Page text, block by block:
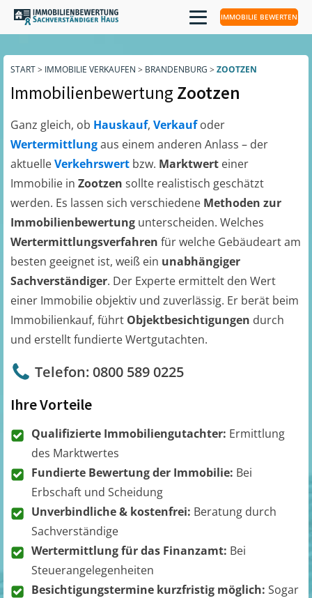
IMMOBILIE BEWERTEN
START> IMMOBILIE VERKAUFEN > BRANDENBURG > ZOOTZEN
ImmobilienbewertungZootzen
Ganz gleich, ob Hauskauf, Verkaufoder
Wertermittlungaus einem anderen Anlass – der
aktuelleVerkehrswert bzw. Marktwert einer
Immobilie in Zootzen sollte realistisch geschätzt
werden. Es lassen sich verschiedene Methoden zur
Immobilienbewertung unterscheiden. Welches
Wertermittlungsverfahren für welche Gebäudeart am
besten geeignet ist, weiß ein unabhängiger
Sachverständiger. Der Experte ermittelt den Wert
einer Immobilie objektiv und zuverlässig. Er berät beim
Immobilienkauf, führt Objektbesichtigungen durch
und erstellt fundierte Wertgutachten.
Telefon: 0800 589 0225
Ihre Vorteile
Qualifizierte Immobiliengutachter: Ermittlung
des Marktwertes
Fundierte Bewertung der Immobilie: Bei
Erbschaft und Scheidung
Unverbindliche & kostenfrei: Beratung durch
Sachverständige
Wertermittlung für das Finanzamt: Bei
Steuerangelegenheiten
Besichtigungstermine kurzfristig möglich: Sogar